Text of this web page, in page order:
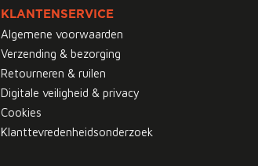
KLANTENSERVICE
Algemene voorwaarden
Verzending & bezorging
Retourneren & ruilen
Digitale veiligheid & privacy
Cookies
Klanttevredenheidsonderzoek